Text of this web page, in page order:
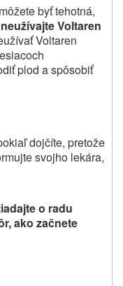
byť tehotná,
Voltaren
Voltaren
plod a spôsobiť
dojčíte, pretože
svojho lekára,
o radu
ako začnete